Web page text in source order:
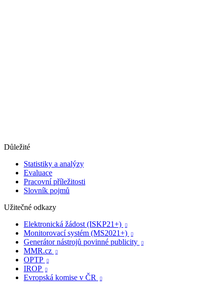
Důležité
Statistiky a analýzy
Evaluace
Pracovní příležitosti
Slovník pojmů
Užitečné odkazy
Elektronická žádost (ISKP21+)

Monitorovací systém (MS2021+) 
Generátor nástrojů povinné publicity 
MMR.cz 
OPTP 
IROP 
Evropská komise v ČR 